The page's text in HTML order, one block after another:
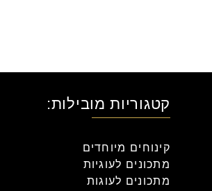
קטגוריות מובילות:
קינוחים מיוחדים
מתכונים לעוגיות
מתכונים לעוגות